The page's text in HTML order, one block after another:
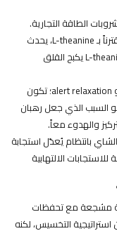
الطاقة التجارية.
عندما يدخل الكافيين الطبيعي للشاي إلى الجسم مقترناً بـ L-theanine، يحدث
توازن فريد: الكافيين يرفع الطاقة واليقظة، بينما L-theanine يكبح القلق
النتيجة هي ما يسميه الباحثون "الاسترخاء اليقظ" أو alert relaxation؛ تكون
السبب الذي جعل رهبان
والهدوء معاً.
بانتظام يُعدّل استجابة
الالتهابية
مشجعة مع تحفظات
التخسيس، لكنه